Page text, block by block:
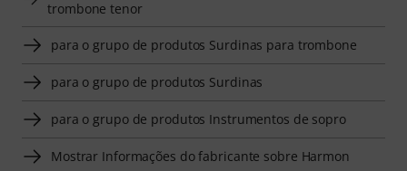
trombone tenor
para o grupo de produtos Surdinas para trombone
para o grupo de produtos Surdinas
para o grupo de produtos Instrumentos de sopro
Mostrar Informações do fabricante sobre Harmon